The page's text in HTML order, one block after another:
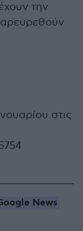
την
στις
News